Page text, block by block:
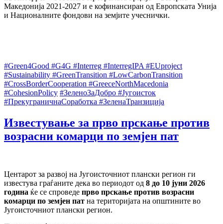
Македонија 2021-2027 и е кофинансиран од Европската Унија
и Националните фондови на земјите учеснички.
#Green4Good #G4G #Interreg #InterregIPA #EUproject
#Sustainability #GreenTransition #LowCarbonTransition
#CrossBorderCooperation #GreeceNorthMacedonia
#CohesionPolicy #ЗеленоЗаДобро #Југоисток
#ПрекуграничнаСоработка #ЗеленаТранзиција
Известување за прво прскање против
возрасни комарци по земјен пат
Центарот за развој на Југоисточниот плански регион ги
известува граѓаните дека во периодот од 8 до 10 јуни 2026
година ќе се спроведе прво прскање против возрасни
комарци по земјен пат на територијата на општините во
Југоисточниот плански регион.